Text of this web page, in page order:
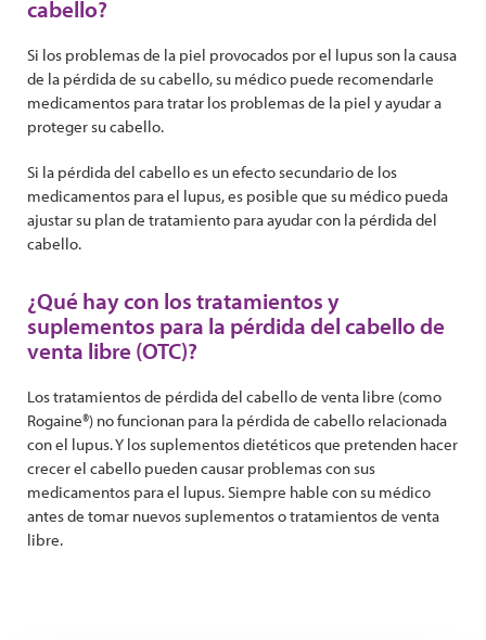
cabello?
Si los problemas de la piel provocados ​​por el lupus son la causa
de la pérdida de su cabello, su médico puede recomendarle
medicamentos para tratar los problemas de la piel y ayudar a
proteger su cabello.
Si la pérdida del cabello es un efecto secundario de los
medicamentos para el lupus, es posible que su médico pueda
ajustar su plan de tratamiento para ayudar con la pérdida del
cabello.
¿Qué hay con los tratamientos y
suplementos para la pérdida del cabello de
venta libre (OTC)?
Los tratamientos de pérdida del cabello de venta libre (como
Rogaine®) no funcionan para la pérdida de cabello relacionada
con el lupus. Y los suplementos dietéticos que pretenden hacer
crecer el cabello pueden causar problemas con sus
medicamentos para el lupus. Siempre hable con su médico
antes de tomar nuevos suplementos o tratamientos de venta
libre.